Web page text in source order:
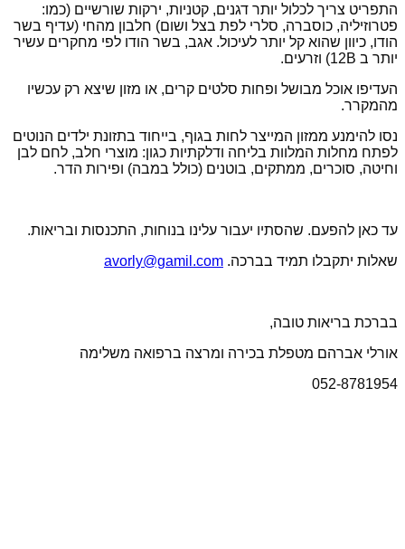
התפריט צריך לכלול יותר דגנים, קטניות, ירקות שורשיים (כמו:
פטרוזיליה, כוסברה, סלרי לפת בצל ושום) חלבון מהחי (עדיף בשר
הודו, כיוון שהוא קל יותר לעיכול. אגב, בשר הודו לפי מחקרים עשיר
יותר ב 12 B
) וזרעים.
העדיפו אוכל מבושל ופחות סלטים קרים, או מזון שיצא רק עכשיו
מהמקרר.
נסו להימנע ממזון המייצר לחות בגוף, בייחוד בתזונת ילדים הנוטים
לפתח מחלות המלוות בליחה ודלקתיות כגון: מוצרי חלב, לחם לבן
וחיטה, סוכרים, ממתקים, בוטנים (כולל במבה) ופירות הדר.
עד כאן להפעם. שהסתיו יעבור עלינו בנוחות, התכנסות ובריאות.
שאלות יתקבלו תמיד בברכה. avorly@gamil.com
בברכת בריאות טובה,
אורלי אברהם מטפלת בכירה ומרצה ברפואה משלימה
052-8781954